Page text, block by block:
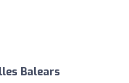
Balears